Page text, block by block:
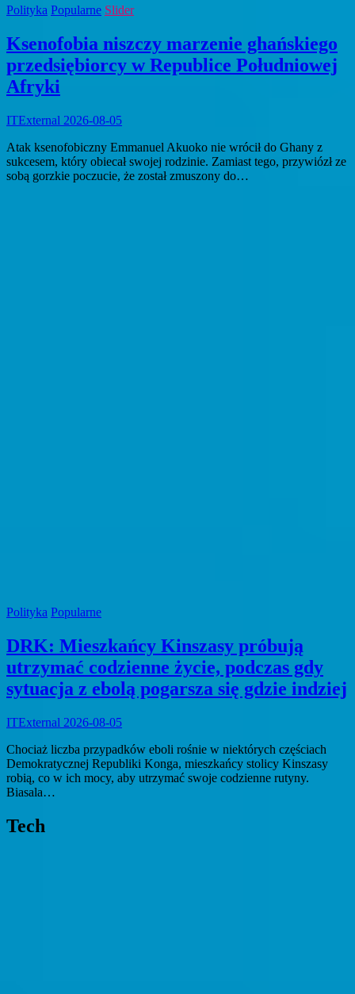
Polityka Popularne Slider
Ksenofobia niszczy marzenie ghańskiego
przedsiębiorcy w Republice Południowej
Afryki
ITExternal 2026-08-05
Atak ksenofobiczny Emmanuel Akuoko nie wrócił do Ghany z
sukcesem, który obiecał swojej rodzinie. Zamiast tego, przywiózł ze
sobą gorzkie poczucie, że został zmuszony do…
Polityka Popularne
DRK: Mieszkańcy Kinszasy próbują
utrzymać codzienne życie, podczas gdy
sytuacja z ebolą pogarsza się gdzie indziej
ITExternal 2026-08-05
Chociaż liczba przypadków eboli rośnie w niektórych częściach
Demokratycznej Republiki Konga, mieszkańcy stolicy Kinszasy
robią, co w ich mocy, aby utrzymać swoje codzienne rutyny.
Biasala…
Tech